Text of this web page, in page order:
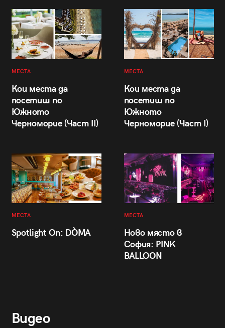
МЕСТА
Кои места да
посетиш по
Южното
Черноморие (Част II)
МЕСТА
Кои места да
посетиш по
Южното
Черноморие (Част I)
МЕСТА
Spotlight On: DÒMA
МЕСТА
Ново място в
София: PINK
BALLOON
Видео